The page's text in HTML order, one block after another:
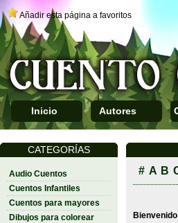
Añadir esta página a favoritos
Inicio Autores
CATEGORÍAS
Audio Cuentos
Cuentos Infantiles
Cuentos para mayores
Dibujos para colorear
# A B